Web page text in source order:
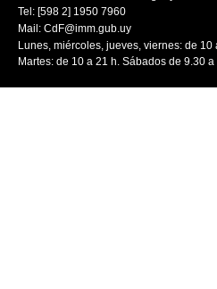
Tel: [598 2] 1950 7960
Mail: CdF@imm.gub.uy
Lunes, miércoles, jueves, viernes: de 10
Martes: de 10 a 21 h. Sábados de 9.30